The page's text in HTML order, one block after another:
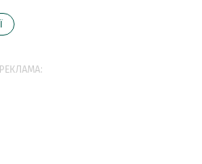
РЕКЛАМА: